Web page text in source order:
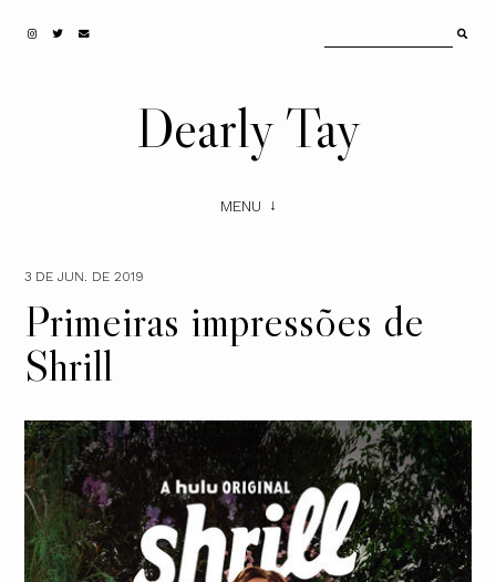
Dearly Tay
MENU
3 DE JUN. DE 2019
Primeiras impressões de
Shrill